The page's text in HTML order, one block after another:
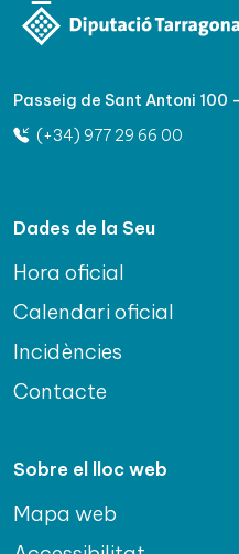
Passeig de Sant Antoni
(+34) 977 29 66 00
Dades de la Seu
Hora oficial
Calendari oficial
Incidències
Contacte
Sobre el lloc web
Mapa web